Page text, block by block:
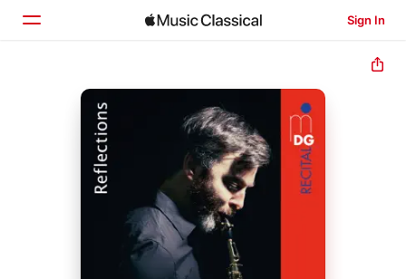
Sign In
Home
Browse
Search